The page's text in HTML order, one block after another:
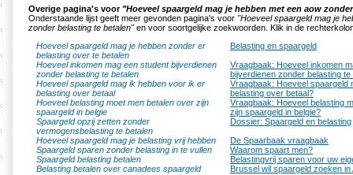
Overige pagina's voor "Hoeveel spaargeld mag je hebben met een aow
Onderstaande lijst geeft meer gevonden pagina's voor "Hoeveel spaargeld mag je
zonder belasting te betalen"en voor soortgelijke zoekwoorden. Klik in de
Hoeveel spaargeld mag je hebben zonder er
belasting over te betalen
Belasting en spaargeld
Hoeveel inkomen mag een student bijverdienen
zonder belasting te betalen
Vraagbaak: Hoeveel inkomen
bijverdienen zonder belasting te
Hoeveel spaargeld mag ik hebben voor ik er
belasting over betaal
Vraagbaak: Hoeveel spaargeld
belasting over betaal?
Hoeveel belasting moet men betalen over zijn
spaargeld in belgie
Vraagbaak: Hoeveel belasting
zijn spaargeld in belgie?
Spaargeld opzij zetten zonder
vermogensbelasting te betalen
Dossier: Spaargeld en belasting
Hoeveel spaargeld mag je belasting vrij hebben
De Spaarbaak vraagbaak
Spaargeld sparen zonder belasting in te vullen
Waarom spaart men?
Spaargeld belasting betalen
Belastingvrij sparen voor uw
Belasting betalen over canadees spaargeld
Brussel wil spaargeld zoeken in